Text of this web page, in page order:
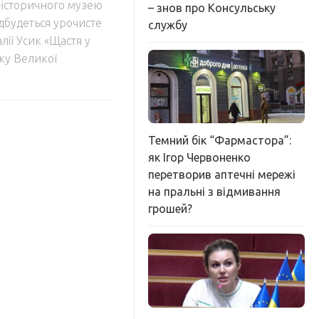
музею
урочисте
Усик «Щастя у
Великої
– знов про Консульську
службу
Темний бік “Фармастора”:
як Ігор Червоненко
перетворив аптечні мережі
на пральні з відмивання
грошей?